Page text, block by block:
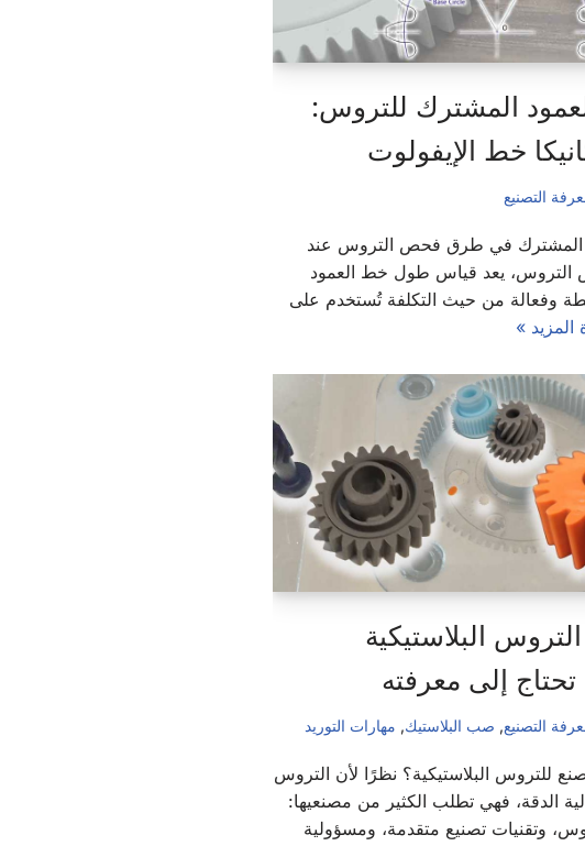
المشترك للتروس:
خط الإيفولوت
التصنيع
المشترك في طرق فحص التروس عند
يعد قياس طول خط العمود
وفعالة من حيث التكلفة تُستخدم على
المزيد »
البلاستيكية
إلى معرفته
التصنيع, صب البلاستيك, مهارات التوريد
للتروس البلاستيكية؟ نظرًا لأن التروس
الدقة، فهي تطلب الكثير من مصنعيها:
وتقنيات تصنيع متقدمة، ومسؤولية